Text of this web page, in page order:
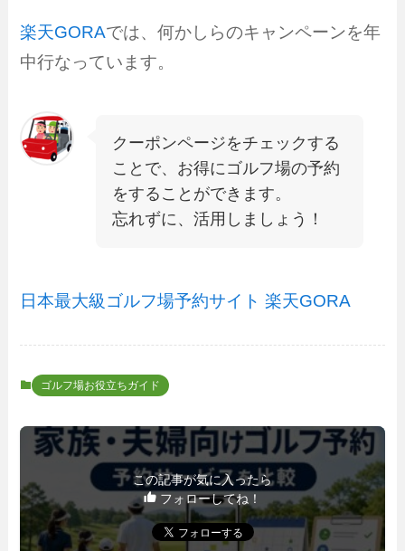
楽天GORAでは、何かしらのキャンペーンを年
中行なっています。
クーポンページをチェックする
ことで、お得にゴルフ場の予約
をすることができます。
忘れずに、活用しましょう！
日本最大級ゴルフ場予約サイト 楽天GORA
ゴルフ場お役立ちガイド
この記事が気に入ったら
フォローしてね！